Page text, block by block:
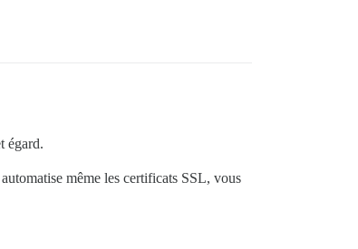
égard.
même les certificats SSL, vous